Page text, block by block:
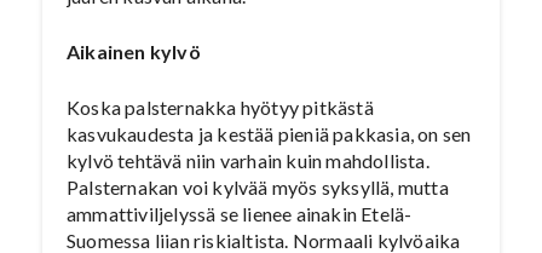
Aikainen kylvö
Koska palsternakka hyötyy pitkästä
kasvukaudesta ja kestää pieniä pakkasia, on sen
kylvö tehtävä niin varhain kuin mahdollista.
Palsternakan voi kylvää myös syksyllä, mutta
ammattiviljelyssä se lienee ainakin Etelä-
Suomessa liian riskialtista. Normaali kylvöaika